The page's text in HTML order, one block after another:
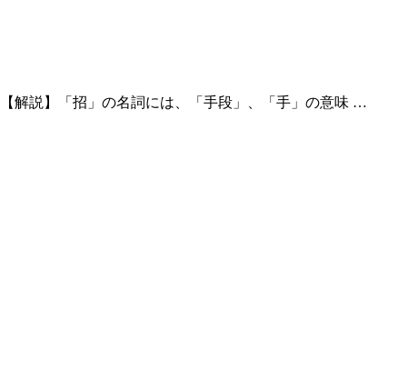
【解説】「招」の名詞には、「手段」、「手」の意味 …